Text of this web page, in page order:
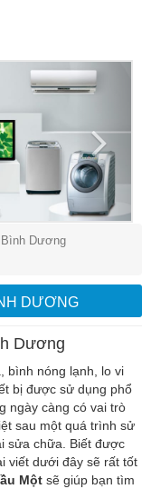
Dương
DƯƠNG
Dương
bình nóng lạnh, lo vi
bị được sử dụng phổ
ngày càng có vai trò
sau một quá trình sử
sửa chữa. Biết được
viết dưới đây sẽ rất tốt
Một sẽ giúp bạn tìm